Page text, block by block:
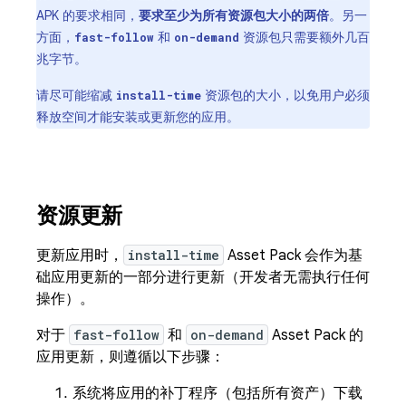
APK 的要求相同， 要求至少为所有资源包大小的两倍。另一
方面， fast-follow 和 on-demand 资源包只需要额外几百
兆字节。
请尽可能缩减 install-time 资源包的大小，以免用户必须
释放空间才能安装或更新您的应用。
资源更新
更新应用时， install-time Asset Pack 会作为基
础应用更新的一部分进行更新（开发者无需执行任何
操作）。
对于 fast-follow 和 on-demand Asset Pack 的
应用更新，则遵循以下步骤：
系统将应用的补丁程序（包括所有资产）下载